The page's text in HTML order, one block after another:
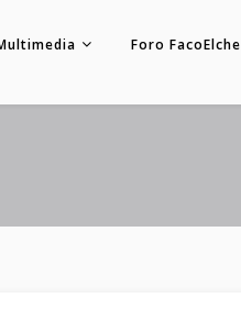
Foro FacoElche